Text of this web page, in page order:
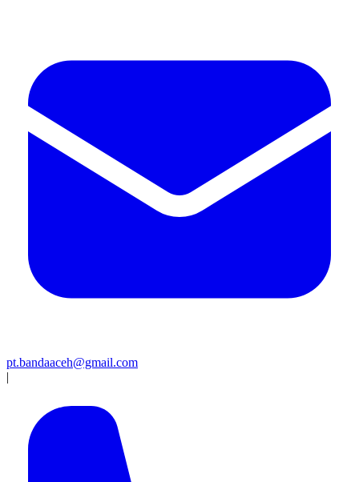
pt.bandaaceh@gmail.com
|